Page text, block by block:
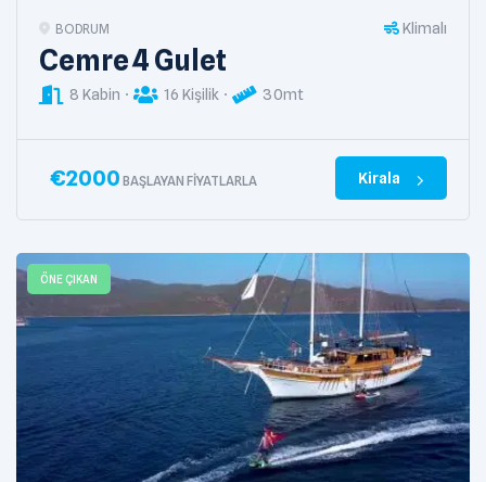
BODRUM Klimalı
Cemre 4 Gulet
8 Kabin 16 Kişilik 30mt
€2000 BAŞLAYAN FIYATLARLA Kirala
ÖNE ÇIKAN